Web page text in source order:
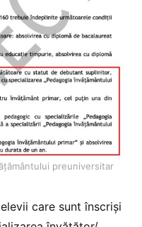
preuniversitar
care sunt înscriși